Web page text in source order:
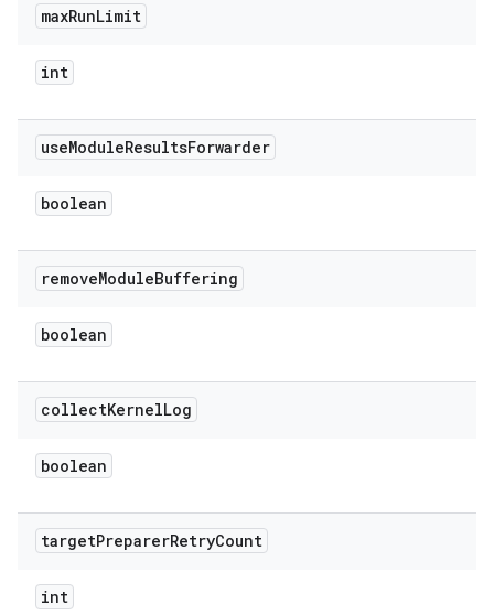
maxRunLimit
int
useModuleResultsForwarder
boolean
removeModuleBuffering
boolean
collectKernelLog
boolean
targetPreparerRetryCount
int